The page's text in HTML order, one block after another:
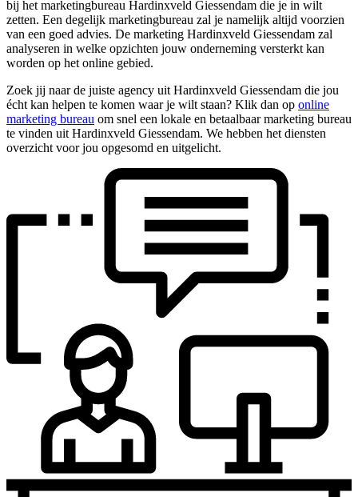
bij het marketingbureau Hardinxveld Giessendam die je in wilt
zetten. Een degelijk marketingbureau zal je namelijk altijd voorzien
van een goed advies. De marketing Hardinxveld Giessendam zal
analyseren in welke opzichten jouw onderneming versterkt kan
worden op het online gebied.
Zoek jij naar de juiste agency uit Hardinxveld Giessendam die jou
écht kan helpen te komen waar je wilt staan? Klik dan op online
marketing bureau om snel een lokale en betaalbaar marketing bureau
te vinden uit Hardinxveld Giessendam. We hebben het diensten
overzicht voor jou opgesomd en uitgelicht.